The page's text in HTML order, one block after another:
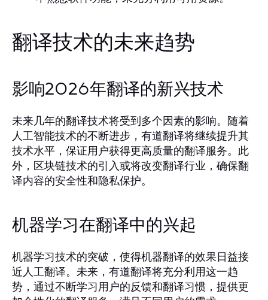
翻译技术的未来趋势
影响2026年翻译的新兴技术
未来几年的翻译技术将受到多个因素的影响。随着
人工智能技术的不断进步，有道翻译将继续提升其
技术水平，保证用户获得更高质量的翻译服务。此
外，区块链技术的引入或将改变翻译行业，确保翻
译内容的安全性和隐私保护。
机器学习在翻译中的兴起
机器学习技术的突破，使得机器翻译的效果日益接
近人工翻译。未来，有道翻译将充分利用这一趋
势，通过不断学习用户的反馈和翻译习惯，提供更